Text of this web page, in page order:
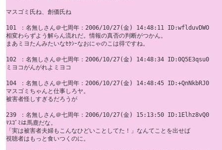
マスゴミ氏ね、創価氏ね
101 ：名無しさん＠七周年：2006/10/27(金) 14:48:11 ID:wflduvDWO
相変わらずよう解らん流れだ。情報の真否の判断がつかん。
まあミヨたんみたいなｾｸｼｰなおにゃのこは得ですね。
102 ：名無しさん＠七周年：2006/10/27(金) 14:48:34 ID:0Q5E3qsu0
ミヨコがんがれよミヨコ
104 ：名無しさん＠七周年：2006/10/27(金) 14:48:45 ID:+QnNkbRJ0
マスゴミちゃんと仕事しろヤ。
被害者怪しすぎるだろうが
239 ：名無しさん＠七周年：2006/10/27(金) 15:13:50 ID:1Elhz8vQ0
ﾏｽｺﾞﾐは馬鹿だな。
「実は被害者夫婦もこんなひどいことしてた！」なんてことを出せば
視聴者はもっと食いつくのに。